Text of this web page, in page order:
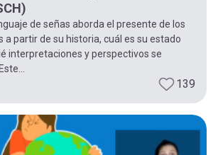
de señas aborda el presente de los
a partir de su historia, cuál es su estado
interpretaciones y perspectivos se
139